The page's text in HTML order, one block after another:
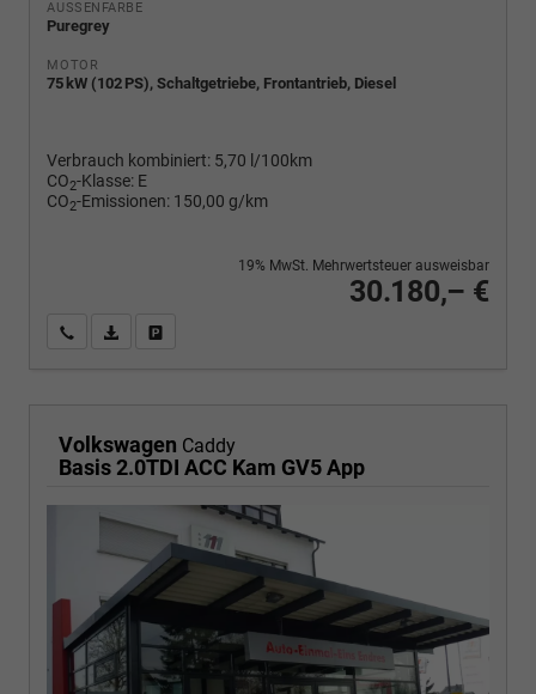
AUSSENFARBE
Puregrey
MOTOR
75 kW (102 PS), Schaltgetriebe, Frontantrieb, Diesel
Verbrauch kombiniert: 5,70 l/100km
CO2-Klasse: E
CO2-Emissionen: 150,00 g/km
30.180,– €
19% MwSt. Mehrwertsteuer ausweisbar
Wir rufen Sie anPDF-Fahrzeugexposé drucken
Volkswagen Caddy
Basis 2.0TDI ACC Kam GV5 App